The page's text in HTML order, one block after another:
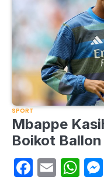
SPORT
Mbappe
Boikot Ballon
Email